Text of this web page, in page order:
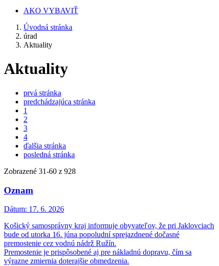
AKO VYBAVIŤ
Úvodná stránka
úrad
Aktuality
Aktuality
prvá stránka
predchádzajúca stránka
1
2
3
4
ďalšia stránka
posledná stránka
Zobrazené 31-60 z 928
Oznam
Dátum: 17. 6. 2026
Košický samosprávny kraj informuje obyvateľov, že pri Jaklovciach
bude od utorka 16. júna popoludní sprejazdnené dočasné
premostenie cez vodnú nádrž Ružín.
Premostenie je prispôsobené aj pre nákladnú dopravu, čím sa
výrazne zmiernia doterajšie obmedzenia.